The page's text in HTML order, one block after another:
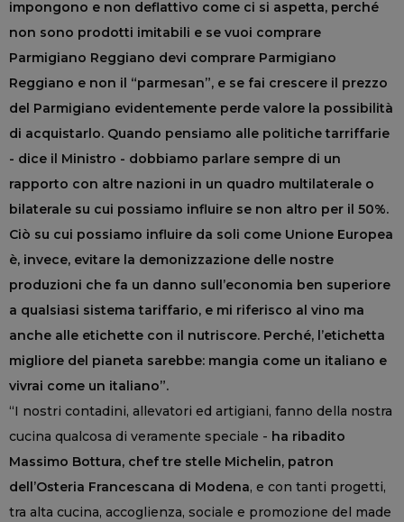
impongono e non deflattivo come ci si aspetta, perché
non sono prodotti imitabili e se vuoi comprare
Parmigiano Reggiano devi comprare Parmigiano
Reggiano e non il “parmesan”, e se fai crescere il prezzo
del Parmigiano evidentemente perde valore la possibilità
di acquistarlo. Quando pensiamo alle politiche tarriffarie
- dice il Ministro - dobbiamo parlare sempre di un
rapporto con altre nazioni in un quadro multilaterale o
bilaterale su cui possiamo influire se non altro per il 50%.
Ciò su cui possiamo influire da soli come Unione Europea
è, invece, evitare la demonizzazione delle nostre
produzioni che fa un danno sull’economia ben superiore
a qualsiasi sistema tariffario, e mi riferisco al vino ma
anche alle etichette con il nutriscore. Perché, l’etichetta
migliore del pianeta sarebbe: mangia come un italiano e
vivrai come un italiano”.
“I nostri contadini, allevatori ed artigiani, fanno della nostra
cucina qualcosa di veramente speciale - ha ribadito
Massimo Bottura, chef tre stelle Michelin, patron
dell’Osteria Francescana di Modena, e con tanti progetti,
tra alta cucina, accoglienza, sociale e promozione del made